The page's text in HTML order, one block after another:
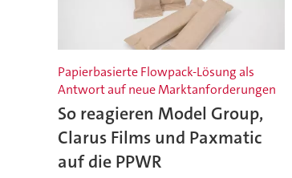
Papierbasierte Flowpack-Lösung als
Antwort auf neue Marktanforderungen
So reagieren Model Group,
Clarus Films und Paxmatic
auf die PPWR